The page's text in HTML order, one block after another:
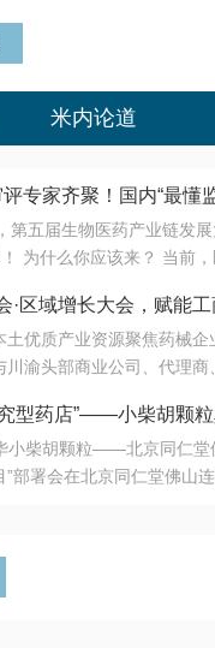
米内论道
区域增长大会，赋能工
专家齐聚！国内“最懂
第五届生物医药产业链发
为什么你应该来？ 当前
；另一端是创新药“最后一
业生态。 同质化“内卷”已
破局关键。 本届大会以 “
新、复杂药物制剂、CGT
柔性智造。 我们致力于打
端”与“支付端”深度对话，
·区域增长大会，赋能
土优质产业资源聚焦药械
渝头部商业公司、代理商
市场战略布局
型药店”——小柴胡颗
山连锁启动
小柴胡颗粒——北京同仁堂
部署会在北京同仁堂佛山